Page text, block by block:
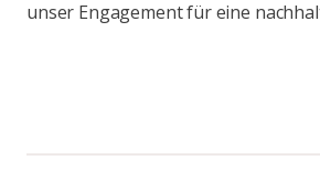
unser Engagement für eine